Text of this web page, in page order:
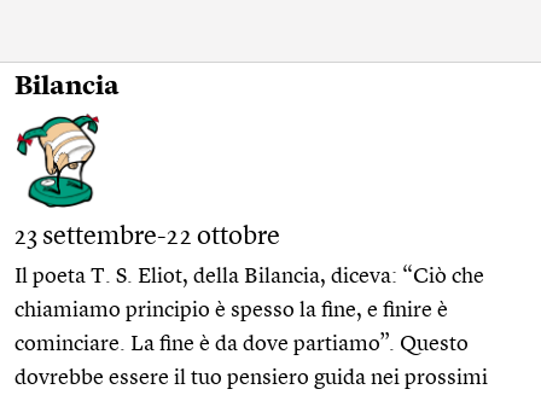
Bilancia
23 settembre-22 ottobre
Il poeta T. S. Eliot, della Bilancia, diceva: “Ciò che
chiamiamo principio è spesso la fine, e finire è
cominciare. La fine è da dove partiamo”. Questo
dovrebbe essere il tuo pensiero guida nei prossimi